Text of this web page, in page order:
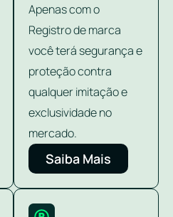
Apenas com o
Registro de marca
você terá segurança e
proteção contra
qualquer imitação e
exclusividade no
mercado.
Saiba Mais